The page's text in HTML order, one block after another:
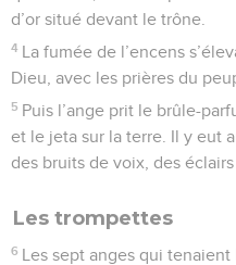
d’or situé devant le trône.
4 La fumée de l’encens
Dieu, avec les prières du
5 Puis l’ange prit le brûle-
et le jeta sur la terre. Il y eut
des bruits de voix, des
Les trompettes
6 Les sept anges qui